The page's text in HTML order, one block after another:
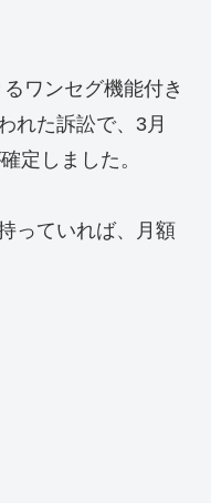
ワンセグ機能付き
れた訴訟で、3月
定しました。
っていれば、月額